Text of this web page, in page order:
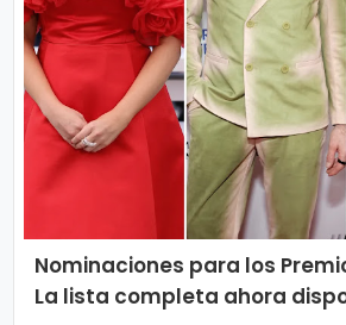
Nominaciones para los
La lista completa ahora